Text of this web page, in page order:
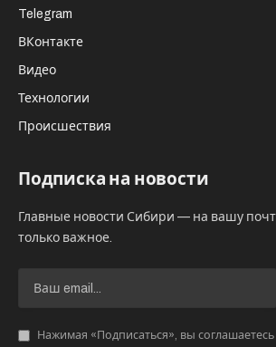
Telegram
ВКонтакте
Видео
Технологии
Происшествия
Подписка на новости
Главные новости Сибири — на вашу
только важное.
Нажимая «Подписаться», вы